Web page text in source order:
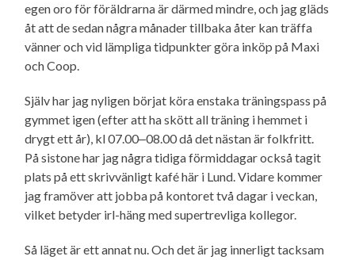
egen oro för föräldrarna är därmed mindre, och jag gläds
åt att de sedan några månader tillbaka åter kan träffa
vänner och vid lämpliga tidpunkter göra inköp på Maxi
och Coop.
Själv har jag nyligen börjat köra enstaka träningspass på
gymmet igen (efter att ha skött all träning i hemmet i
drygt ett år), kl 07.00‒08.00 då det nästan är folkfritt.
På sistone har jag några tidiga förmiddagar också tagit
plats på ett skrivvänligt kafé här i Lund. Vidare kommer
jag framöver att jobba på kontoret två dagar i veckan,
vilket betyder irl-häng med supertrevliga kollegor.
Så läget är ett annat nu. Och det är jag innerligt tacksam